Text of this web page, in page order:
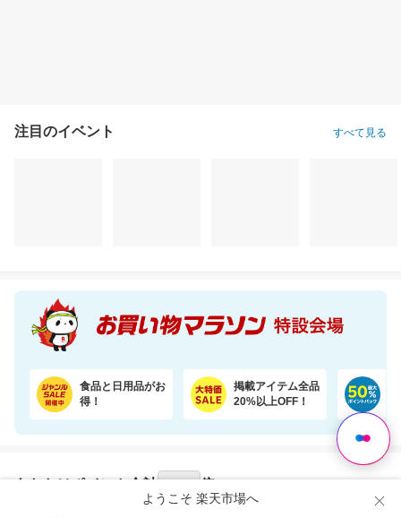
ようこそ 楽天市場へ
注目のイベント すべて見る
食品と日用品がお
得！
掲載アイテム全品
20%以上OFF！
あなたはポイント 合計 倍